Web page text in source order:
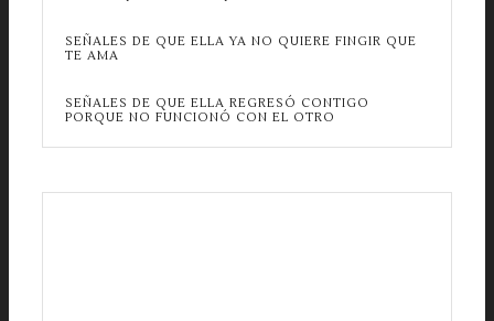
SEÑALES DE QUE ELLA YA NO QUIERE FINGIR QUE
TE AMA
SEÑALES DE QUE ELLA REGRESÓ CONTIGO
PORQUE NO FUNCIONÓ CON EL OTRO